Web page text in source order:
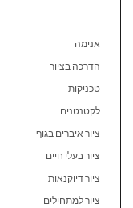
אנימה
הדרכה בציור
טכניקות
לקטנטנים
ציור איברים בגוף
ציור בעלי חיים
ציור דיוקנאות
ציור למתחילים